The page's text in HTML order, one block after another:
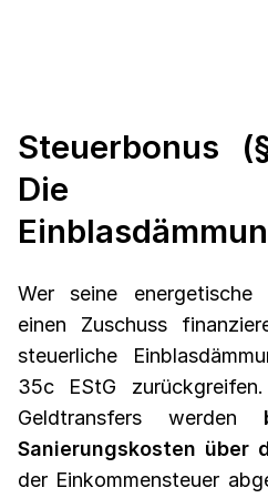
Steuerbonus
Die
Wer seine
einen Zuschuss
steuerliche
35c EStG
Geldtransfers werden
Sanierungskosten über
der Einkommensteuer